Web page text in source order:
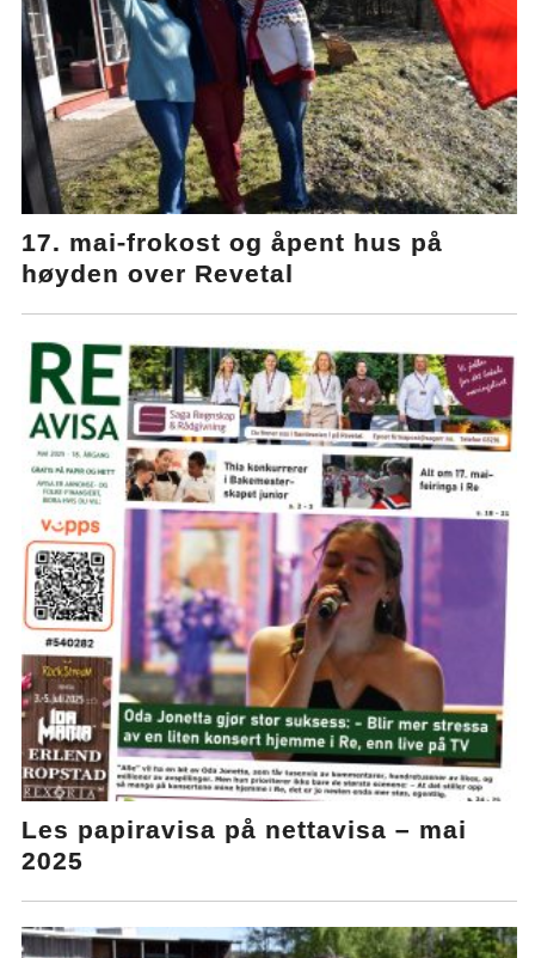
17. mai-frokost og åpent hus på
høyden over Revetal
Les papiravisa på nettavisa – mai
2025